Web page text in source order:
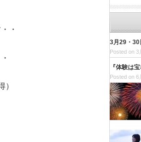
・
）
3月29・30
Posted on 3
『体験は
Posted on 6